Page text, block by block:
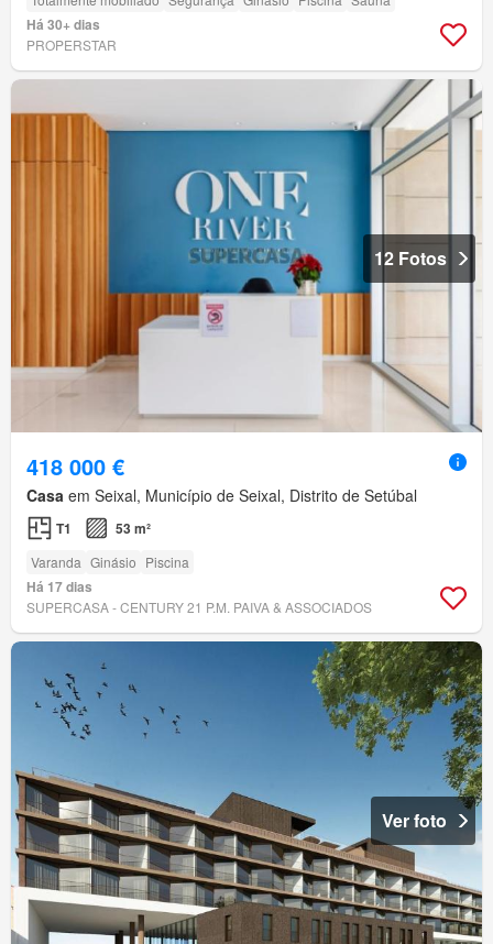
Há 30+ dias
PROPERSTAR
12 Fotos
418 000 €
Casa em Seixal, Município de Seixal, Distrito de Setúbal
T1 53 m²
Varanda Ginásio Piscina
Há 17 dias
SUPERCASA - CENTURY 21 P.M. PAIVA & ASSOCIADOS
Ver foto